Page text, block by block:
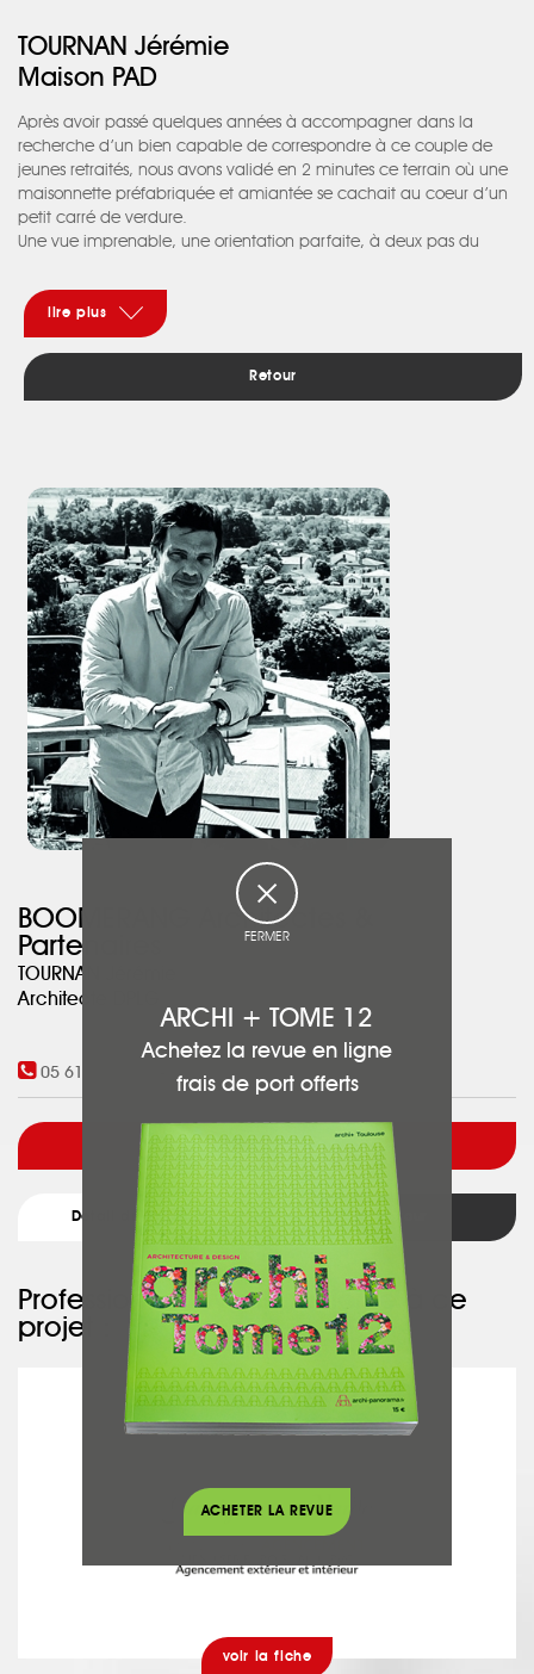
TOURNAN Jérémie
Maison PAD
Après avoir passé quelques années à accompagner dans la
recherche d’un bien capable de correspondre à ce couple de
jeunes retraités, nous avons validé en 2 minutes ce terrain où une
maisonnette préfabriquée et amiantée se cachait au coeur d’un
petit carré de verdure.
Une vue imprenable, une orientation parfaite, à deux pas du
Les contraintes étaient malgré tout prégnantes, des voisins
imposants, une forte déclivité dans les 2 sens, un ABF, une maison
de plain-pied et le désir d’une maison confortable et discrète,
comme nos clients d’ailleurs.
Ni une ni deux, nous avons crayonnés les premières intentions
une terrasse en porte à faux, pour profiter du spectacle quotidien
des Pyrénées, profiter des petits enfants qui eux, profitent du
spectacle offert par les écureuils.
Nous sommes heureux d’avoir fait ce petit bout de paradis, mais
la grande leçon de ce projet est que nous avons de jeunes
clients, souvent plus vieux et moins aventureux que nos retraités,
(sic).
Si si !
lire plus
Retour
BOOMERANG Architectes &
Partenaires
TOURNAN Jérémie
Architecte DPLG
05 61 13 03 17 06 61 43 06 06
Voir l'architecte
Détail du projet Retour
Professionnel ayant participé à ce
projet :
GARRIGUES - NARDO
voir la fiche
FERMER
ARCHI + TOME 12
Achetez la revue en ligne
frais de port offerts
ACHETER LA REVUE